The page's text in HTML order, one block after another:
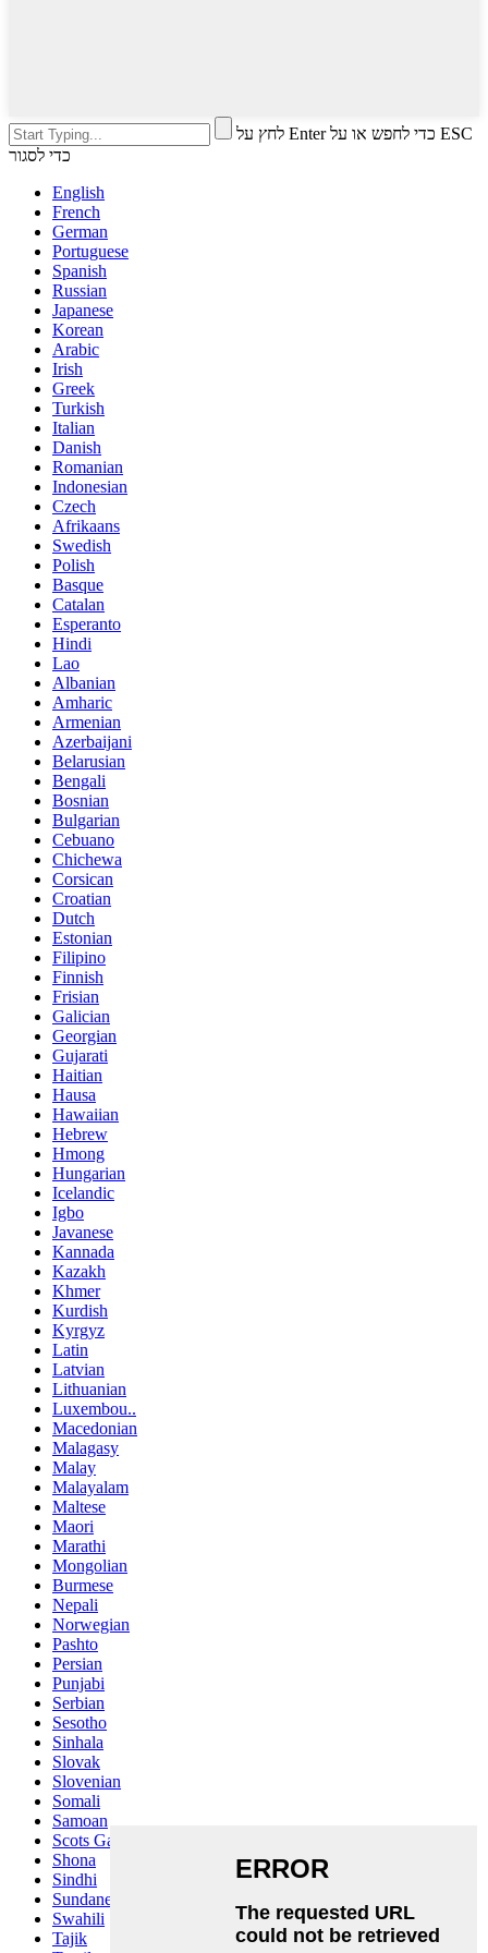
לחץ על Enter כדי לחפש או על ESC
כדי לסגור
English
French
German
Portuguese
Spanish
Russian
Japanese
Korean
Arabic
Irish
Greek
Turkish
Italian
Danish
Romanian
Indonesian
Czech
Afrikaans
Swedish
Polish
Basque
Catalan
Esperanto
Hindi
Lao
Albanian
Amharic
Armenian
Azerbaijani
Belarusian
Bengali
Bosnian
Bulgarian
Cebuano
Chichewa
Corsican
Croatian
Dutch
Estonian
Filipino
Finnish
Frisian
Galician
Georgian
Gujarati
Haitian
Hausa
Hawaiian
Hebrew
Hmong
Hungarian
Icelandic
Igbo
Javanese
Kannada
Kazakh
Khmer
Kurdish
Kyrgyz
Latin
Latvian
Lithuanian
Luxembou..
Macedonian
Malagasy
Malay
Malayalam
Maltese
Maori
Marathi
Mongolian
Burmese
Nepali
Norwegian
Pashto
Persian
Punjabi
Serbian
Sesotho
Sinhala
Slovak
Slovenian
Somali
Samoan
Scots Gaelic
Shona
Sindhi
Sundanese
Swahili
Tajik